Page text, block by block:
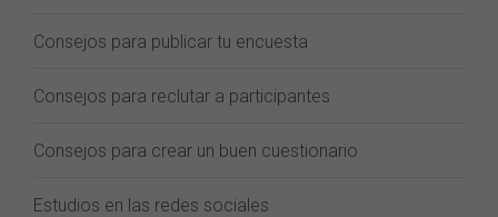
Consejos para publicar tu encuesta
Consejos para reclutar a participantes
Consejos para crear un buen cuestionario
Estudios en las redes sociales